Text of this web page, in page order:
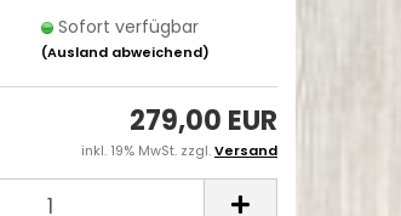
Sofort verfügbar
(Ausland abweichend)
279,00 EUR
inkl. 19% MwSt. zzgl.Versand